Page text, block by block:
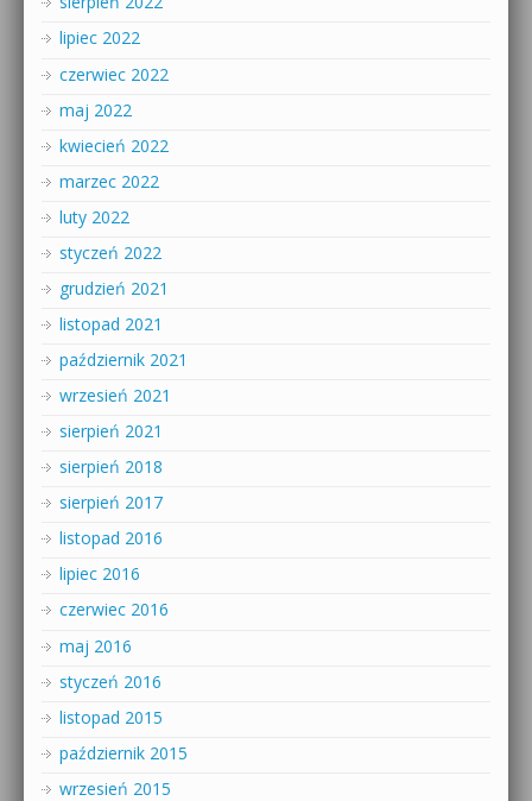
lipiec 2022
czerwiec 2022
maj 2022
kwiecień 2022
marzec 2022
luty 2022
styczeń 2022
grudzień 2021
listopad 2021
październik 2021
wrzesień 2021
sierpień 2021
sierpień 2018
sierpień 2017
listopad 2016
lipiec 2016
czerwiec 2016
maj 2016
styczeń 2016
listopad 2015
październik 2015
wrzesień 2015